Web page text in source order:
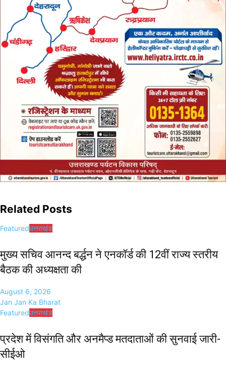
Related Posts
Featuredउत्तराखंड
मुख्य सचिव आनन्द बर्द्धन ने एनकॉर्ड की 12वीं राज्य स्तरीय
बैठक की अध्यक्षता की
August 6, 2026
Jan Jan Ka Bharat
Featuredउत्तराखंड
प्रदेश में विसंगति और अनमैप्ड मतदाताओं की सुनवाई जारी-
सीईओ